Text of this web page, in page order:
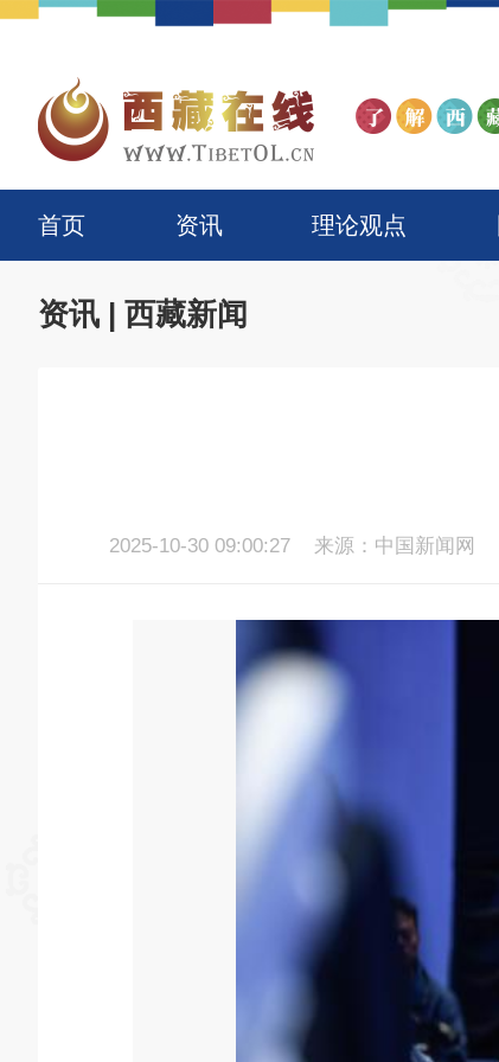
首页 资讯 理论观点
资讯 | 西藏新闻
2025-10-30 09:00:27 来源：中国新闻网